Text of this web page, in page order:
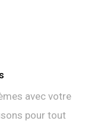
avec votre
pour tout